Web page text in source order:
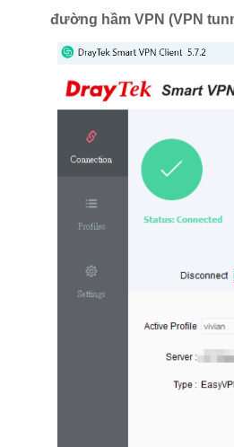
đường hầm VPN (VPN